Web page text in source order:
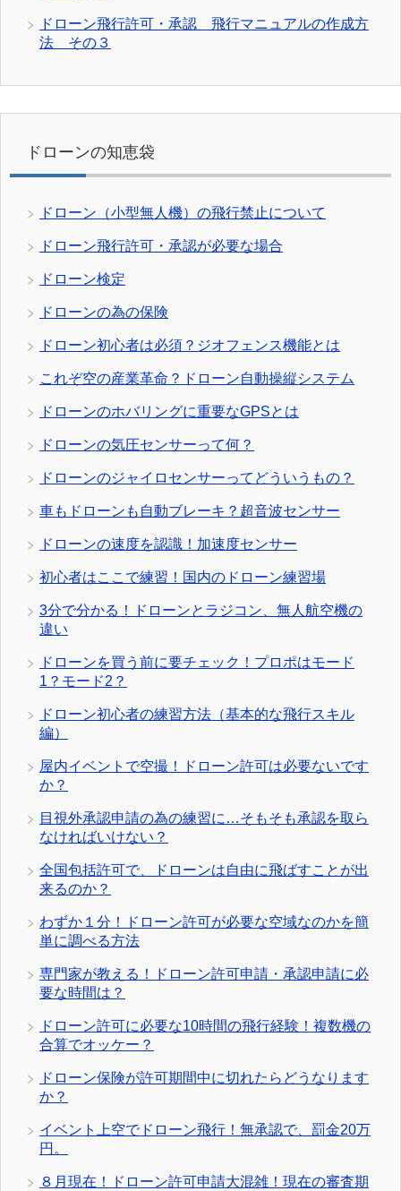
ドローン飛行許可・承認 飛行マニュアルの作成方
法 その３
ドローンの知恵袋
ドローン（小型無人機）の飛行禁止について
ドローン飛行許可・承認が必要な場合
ドローン検定
ドローンの為の保険
ドローン初心者は必須？ジオフェンス機能とは
これぞ空の産業革命？ドローン自動操縦システム
ドローンのホバリングに重要なGPSとは
ドローンの気圧センサーって何？
ドローンのジャイロセンサーってどういうもの？
車もドローンも自動ブレーキ？超音波センサー
ドローンの速度を認識！加速度センサー
初心者はここで練習！国内のドローン練習場
3分で分かる！ドローンとラジコン、無人航空機の
違い
ドローンを買う前に要チェック！プロポはモード
1？モード2？
ドローン初心者の練習方法（基本的な飛行スキル
編）
屋内イベントで空撮！ドローン許可は必要ないです
か？
目視外承認申請の為の練習に…そもそも承認を取ら
なければいけない？
全国包括許可で、ドローンは自由に飛ばすことが出
来るのか？
わずか１分！ドローン許可が必要な空域なのかを簡
単に調べる方法
専門家が教える！ドローン許可申請・承認申請に必
要な時間は？
ドローン許可に必要な10時間の飛行経験！複数機の
合算でオッケー？
ドローン保険が許可期間中に切れたらどうなります
か？
イベント上空でドローン飛行！無承認で、罰金20万
円。
８月現在！ドローン許可申請大混雑！現在の審査期